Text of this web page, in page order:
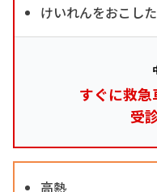
けいれんをおこし
すぐに救
受
高熱